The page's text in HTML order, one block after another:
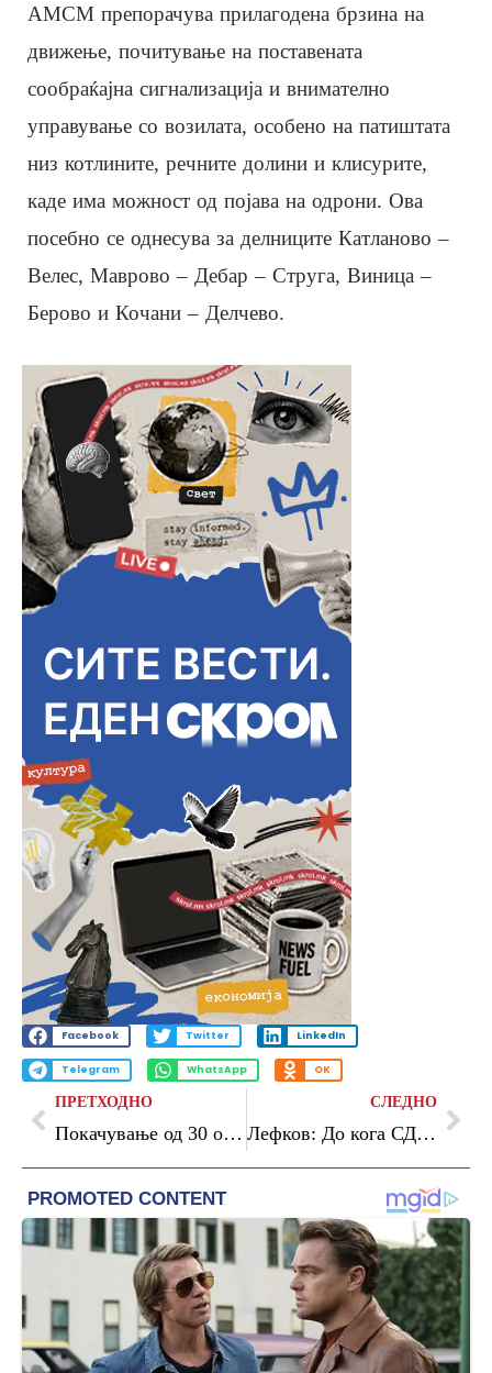
АМСМ препорачува прилагодена брзина на
движење, почитување на поставената
сообраќајна сигнализација и внимателно
управување со возилата, особено на патиштата
низ котлините, речните долини и клисурите,
каде има можност од појава на одрони. Ова
посебно се однесува за делниците Катланово –
Велес, Маврово – Дебар – Струга, Виница –
Берово и Кочани – Делчево.
Facebook Twitter LinkedIn
Telegram WhatsApp OK
ПРЕТХОДНО
Покачување од 30 отсто на платите што почнуваат од 25.010 денари бараат вработените во неколку министерства, ќе штрајкуваат цела недела
СЛЕДНО
Лефков: До кога СДС ќе глуми дистанцирање од ДУИ, никој не им верува додека не се извинат што му дозволиле на Груби да прави криминал